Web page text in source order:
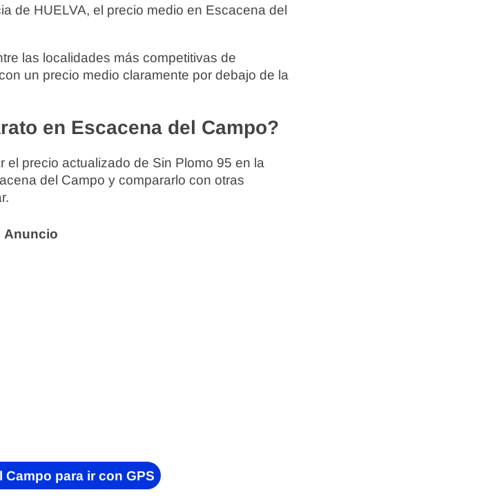
de HUELVA, el precio medio en Escacena del
las localidades más competitivas de
un precio medio claramente por debajo de la
en Escacena del Campo?
precio actualizado de Sin Plomo 95 en la
del Campo y compararlo con otras
para ir con GPS